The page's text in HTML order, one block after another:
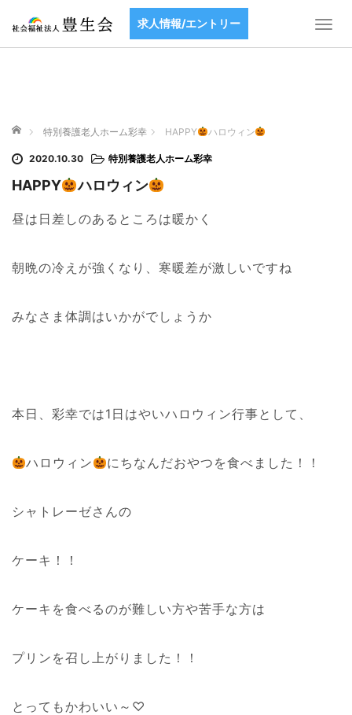
T
o
求人情報/エントリー
ホーム 特別養護老人ホーム彩幸 HAPPY ハロウィン
2020.10.30 特別養護老人ホーム彩幸
HAPPY ハロウィン
昼は日差しのあるところは暖かく
朝晩の冷えが強くなり、寒暖差が激しいですね
みなさま体調はいかがでしょうか
本日、彩幸では1日はやいハロウィン行事として、
ハロウィン にちなんだおやつを食べました！！
シャトレーゼさんの
ケーキ！！
ケーキを食べるのが難しい方や苦手な方は
プリンを召し上がりました！！
とってもかわいい～♡